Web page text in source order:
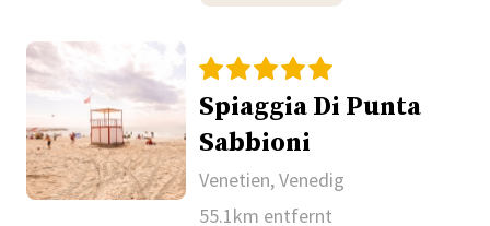
Spiaggia Di Punta
Sabbioni
Venetien, Venedig
55.1km entfernt